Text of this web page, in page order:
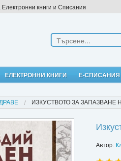
книги и Списания
ЕЛЕКТРОННИ КНИГИ Е-СПИСАНИЯ
ИЗКУСТВОТО ЗА ЗАПАЗВАНЕ
Автор: